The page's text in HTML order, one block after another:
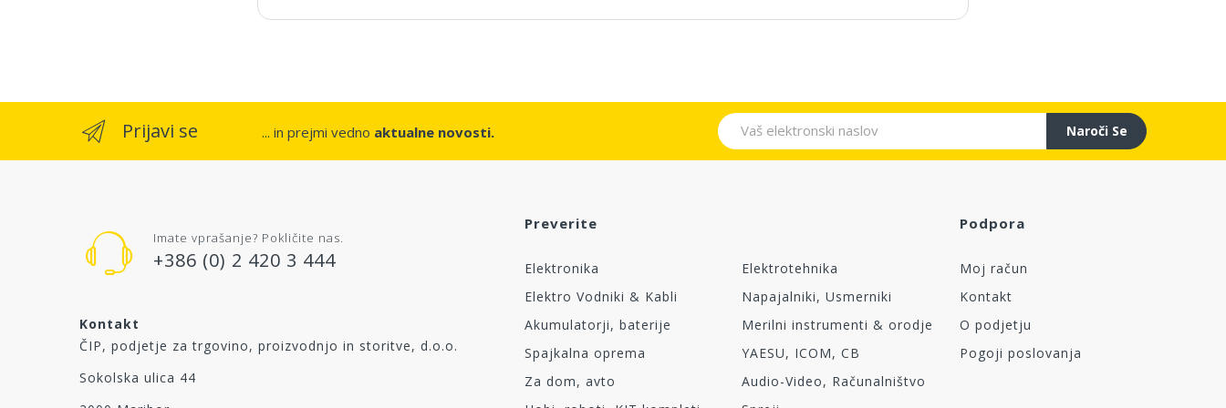
Prijavi se ... in prejmi vedno aktualne novosti. Naroči Se
Imate vprašanje? Pokličite nas.
+386 (0) 2 420 3 444
Kontakt
ČIP, podjetje za trgovino, proizvodnjo in storitve, d.o.o.
Sokolska ulica 44
Preverite
Elektronika
Elektrotehnika
Elektro Vodniki & Kabli
Napajalniki, Usmerniki
Akumulatorji, baterije
Merilni instrumenti & orodje
Spajkalna oprema
YAESU, ICOM, CB
Za dom, avto
Audio-Video, Računalništvo
Podpora
Moj račun
Kontakt
O podjetju
Pogoji poslovanja